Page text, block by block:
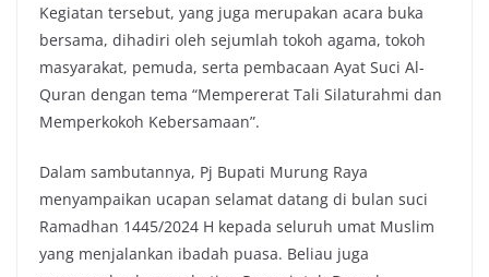
Kegiatan tersebut, yang juga merupakan acara buka
bersama, dihadiri oleh sejumlah tokoh agama, tokoh
masyarakat, pemuda, serta pembacaan Ayat Suci Al-
Quran dengan tema “Mempererat Tali Silaturahmi dan
Memperkokoh Kebersamaan”.
Dalam sambutannya, Pj Bupati Murung Raya
menyampaikan ucapan selamat datang di bulan suci
Ramadhan 1445/2024 H kepada seluruh umat Muslim
yang menjalankan ibadah puasa. Beliau juga